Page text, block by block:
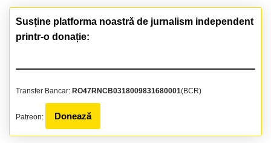
Susține platforma noastră de jurnalism independent
printr-o donație:
Transfer Bancar: RO47RNCB0318009831680001(BCR)
Patreon: Donează